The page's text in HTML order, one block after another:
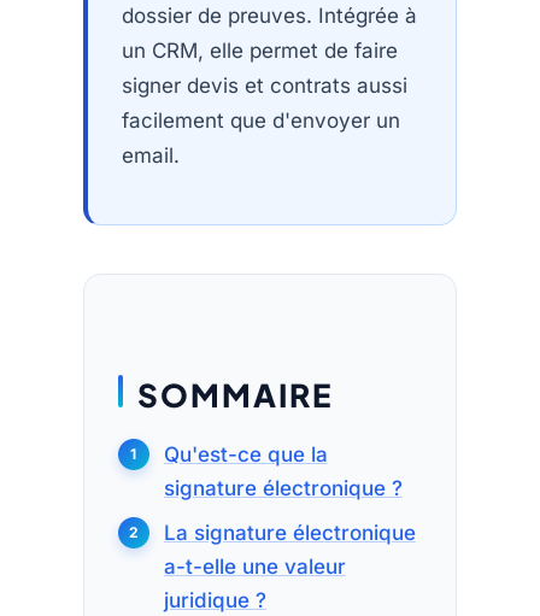
dossier de preuves. Intégrée à
un CRM, elle permet de faire
signer devis et contrats aussi
facilement que d'envoyer un
email.
SOMMAIRE
Qu'est-ce que la
signature électronique ?
La signature électronique
a-t-elle une valeur
juridique ?